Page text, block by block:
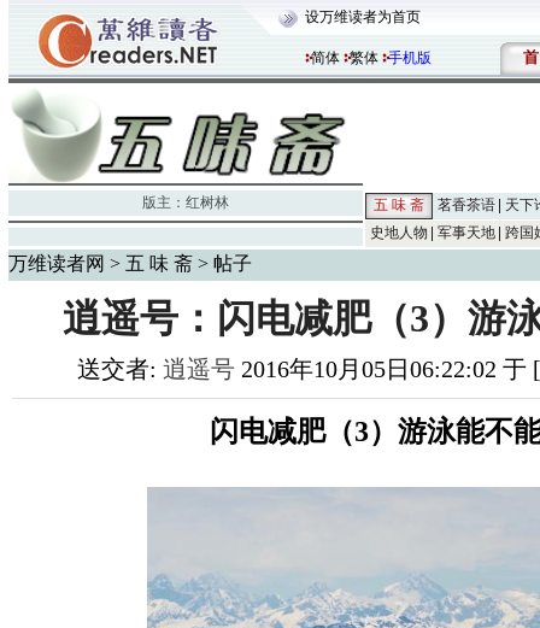
设万维读者为首页
简体 繁体 手机版 首
版主： 红树林 五 味 斋 茗香茶语
天下
史地人物
军事天地 跨国
万维读者网 > 五 味 斋 > 帖子
逍遥号：闪电减肥（3）游
送交者: 逍遥号 2016年10月05日06:22:02
闪电减肥（3）游泳能不